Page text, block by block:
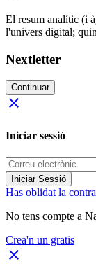
El resum analític (i
l'univers digital;
Nextletter
Continuar
close
Iniciar sessió
Iniciar Sessió
Has oblidat la
No tens compte a
Crea'n un gratis
close